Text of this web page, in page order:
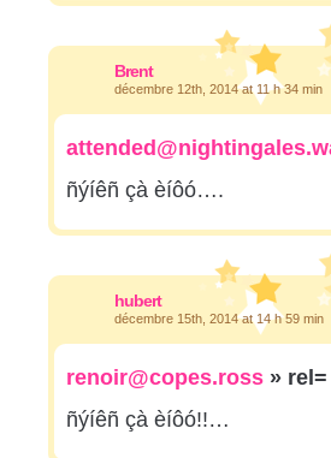
Brent
décembre 12th, 2014 at 11 h 34 min
ñýíêñ çà èíôó….
hubert
décembre 15th, 2014 at 14 h 59 min
renoir@copes.ross »
ñýíêñ çà èíôó!!…